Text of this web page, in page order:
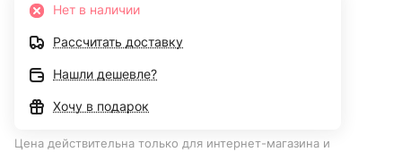
Нет в наличии
Рассчитать доставку
Нашли дешевле?
Хочу в подарок
Цена действительна только для интернет-магазина и